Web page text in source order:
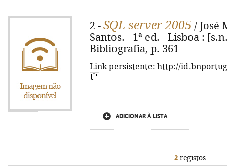
2 - SQL server 2005 / José
Santos. - 1ª ed. - Lisboa :
Bibliografia, p. 361
Link persistente: http://
ADICIONAR À LISTA
2 registos